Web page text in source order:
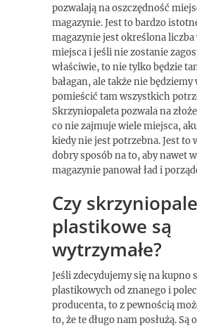
pozwalają na oszczędność
magazynie. Jest to bardzo
magazynie jest określona
miejsca i jeśli nie zostanie
właściwie, to nie tylko będzie
bałagan, ale także nie będziemy
pomieścić tam wszystkich
Skrzyniopaleta pozwala na
co nie zajmuje wiele miejsca,
kiedy nie jest potrzebna. Jest to
dobry sposób na to, aby nawet
magazynie panował ład i
Czy
plastikowe są
wytrzymałe?
Jeśli zdecydujemy się na kupno
plastikowych od znanego i
producenta, to z pewnością
to, że te długo nam posłużą. Są